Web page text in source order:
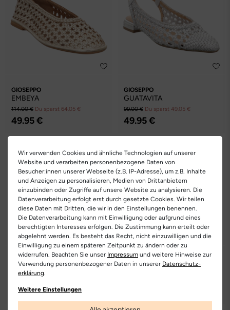
GIOSEPPO
EMBEYA
114.00 € Du sparst 64.05 €
49.95 €
GIOSEPPO
GUATAVITA
99.00 € Du sparst 49.05 €
49.95 €
DR.MARTENS
Elphie II-42125020
67.95 €
GABOR
Wir verwenden Cookies und ähnliche Technologien auf unserer
Website und verarbeiten personenbezogene Daten von
Besucher:innen unserer Webseite (z.B. IP-Adresse), um z.B. Inhalte
und Anzeigen zu personalisieren, Medien von Drittanbietern
einzubinden oder Zugriffe auf unsere Website zu analysieren. Die
Datenverarbeitung erfolgt erst durch gesetzte Cookies. Wir teilen
diese Daten mit Dritten, die wir in den Einstellungen benennen.
Die Datenverarbeitung kann mit Einwilligung oder aufgrund eines
berechtigten Interesses erfolgen. Die Zustimmung kann erteilt oder
abgelehnt werden. Es besteht das Recht, nicht einzuwilligen und die
Einwilligung zu einem späteren Zeitpunkt zu ändern oder zu
widerrufen. Beachten Sie unser Impressum und weitere Hinweise zur
Verwendung personenbezogener Daten in unserer Daten­schutz­
erklärung.
Weitere Einstellungen